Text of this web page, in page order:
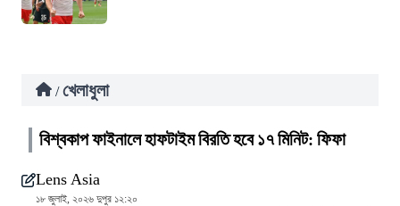
/ খেলাধুলা
বিশ্বকাপ ফাইনালে হাফটাইম বিরতি হবে ১৭ মিনিট: ফিফা
Lens Asia
১৮ জুলাই, ২০২৬ দুপুর ১২:২০